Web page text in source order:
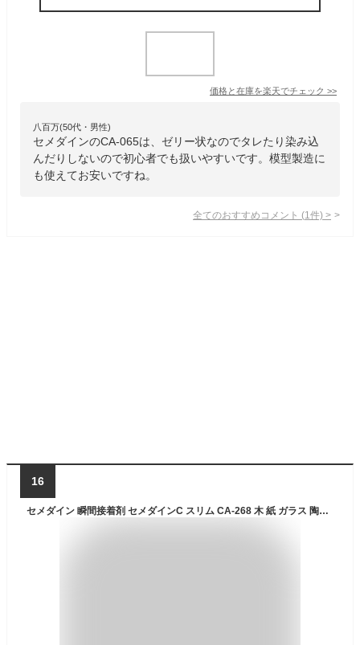
価格と在庫を楽天でチェック >>
八百万(50代・男性)
セメダインのCA-065は、ゼリー状なのでタレたり染み込
んだりしないので初心者でも扱いやすいです。模型製造に
も使えてお安いですね。
全てのおすすめコメント (1 件) >
16
セメダイン 瞬間接着剤 セメダインC スリム CA-268 木 紙 ガラス 陶磁器 学校 工作 模型 手芸 セルロース系接着剤 制作 補修用 透明 乾きが速い